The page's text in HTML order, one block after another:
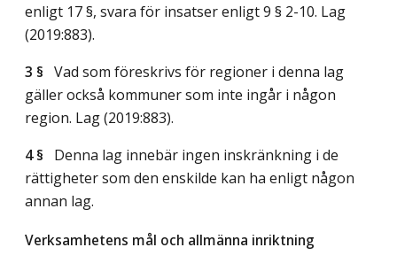
enligt 17 §, svara för insatser enligt 9 § 2-10. Lag
(2019:883).
3 § Vad som föreskrivs för regioner i denna lag
gäller också kommuner som inte ingår i någon
region. Lag (2019:883).
4 § Denna lag innebär ingen inskränkning i de
rättigheter som den enskilde kan ha enligt någon
annan lag.
Verksamhetens mål och allmänna inriktning